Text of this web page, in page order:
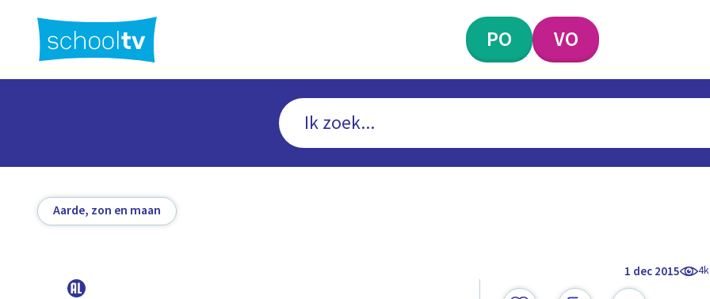
hoofdinhoud
PO VO
Aarde, zon en maan
1 dec 2015 4k